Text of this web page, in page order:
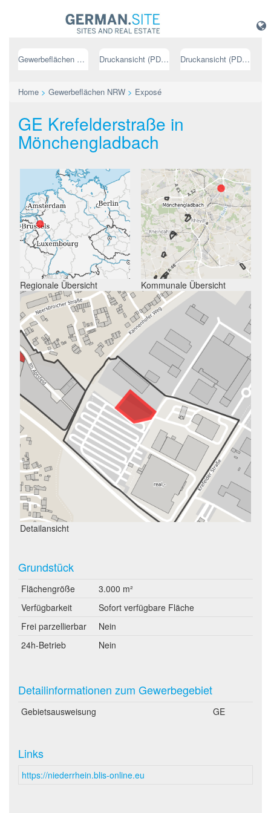
Gewerbeflächen NRW Druckansicht (PDF) // deutsch Druckansicht (PDF) // englisch
Home > Gewerbeflächen NRW > Exposé
GE Krefelderstraße in
Mönchengladbach
Regionale Übersicht Kommunale Übersicht
Detailansicht
Grundstück
Flächengröße
3.000 m²
Verfügbarkeit
Sofort verfügbare Fläche
Frei parzellierbar
Nein
24h-Betrieb
Nein
Detailinformationen zum Gewerbegebiet
Gebietsausweisung GE
Links
https://niederrhein.blis-online.eu